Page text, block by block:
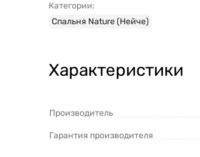
Категории:
Спальня Nature (Нейче)
Характеристики
Производитель
Гарантия производителя